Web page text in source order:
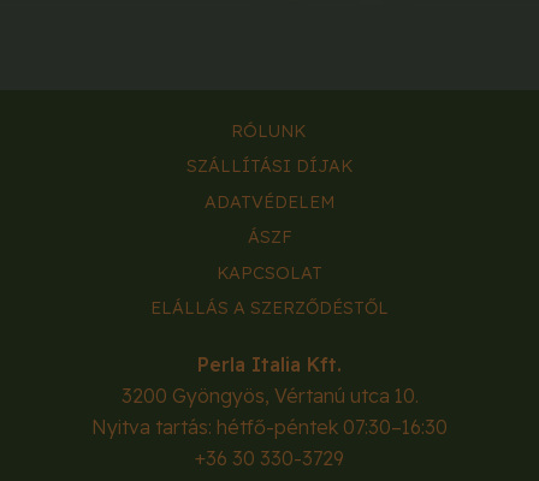
RÓLUNK
SZÁLLÍTÁSI DÍJAK
ADATVÉDELEM
ÁSZF
KAPCSOLAT
ELÁLLÁS A SZERZŐDÉSTŐL
Perla Italia Kft.
3200 Gyöngyös, Vértanú utca 10.
Nyitva tartás: hétfő-péntek 07:30–16:30
+36 30 330-3729